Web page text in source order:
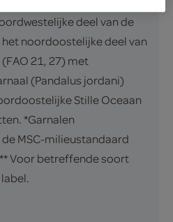
deel van de
noordoostelijke deel van
21, 27) met
(Pandalus jordani)
Stille Oceaan
*Garnalen
MSC-milieustandaard
Voor betreffende soort